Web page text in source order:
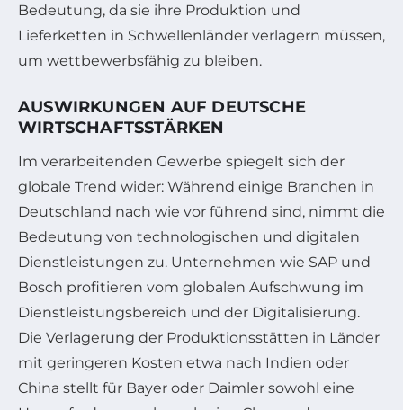
Bedeutung, da sie ihre Produktion und
Lieferketten in Schwellenländer verlagern müssen,
um wettbewerbsfähig zu bleiben.
AUSWIRKUNGEN AUF DEUTSCHE
WIRTSCHAFTSSTÄRKEN
Im verarbeitenden Gewerbe spiegelt sich der
globale Trend wider: Während einige Branchen in
Deutschland nach wie vor führend sind, nimmt die
Bedeutung von technologischen und digitalen
Dienstleistungen zu. Unternehmen wie SAP und
Bosch profitieren vom globalen Aufschwung im
Dienstleistungsbereich und der Digitalisierung.
Die Verlagerung der Produktionsstätten in Länder
mit geringeren Kosten etwa nach Indien oder
China stellt für Bayer oder Daimler sowohl eine